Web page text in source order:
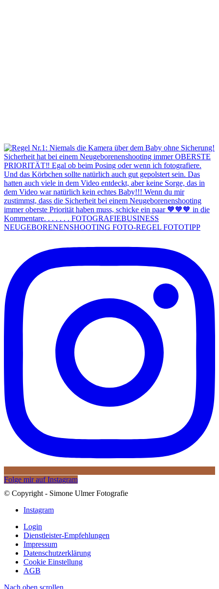
Folge mir auf Instagram
© Copyright - Simone Ulmer Fotografie
Instagram
Login
Dienstleister-Empfehlungen
Impressum
Datenschutzerklärung
Cookie Einstellung
AGB